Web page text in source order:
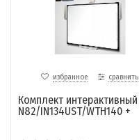
избранное сравнить
Комплект интерактивный
N82/IN134UST/WTH140 +